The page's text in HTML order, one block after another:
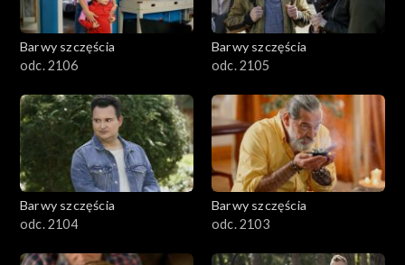
Barwy szczęścia
odc. 2106
Barwy szczęścia
odc. 2105
Barwy szczęścia
odc. 2104
Barwy szczęścia
odc. 2103